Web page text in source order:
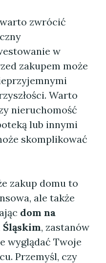
zwrócić
w
zakupem może
Warto
nieruchomość
lub innymi
skomplikować
zakup domu to
ale także
dom na
, zastanów
wyglądać Twoje
Przemyśl, czy